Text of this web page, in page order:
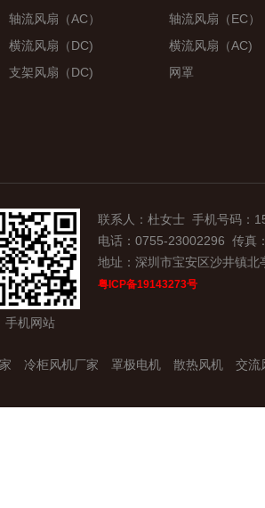
轴流风扇（AC）
轴流风扇（EC）
横流风扇（DC)
横流风扇（AC)
支架风扇（DC)
网罩
手机网站
联系人：杜女士 手机号码：
电话：0755-23002296 传真
地址：深圳市宝安区沙井镇
粤ICP备19143273号
冷柜风机厂家 罩极电机 散热风机 交流